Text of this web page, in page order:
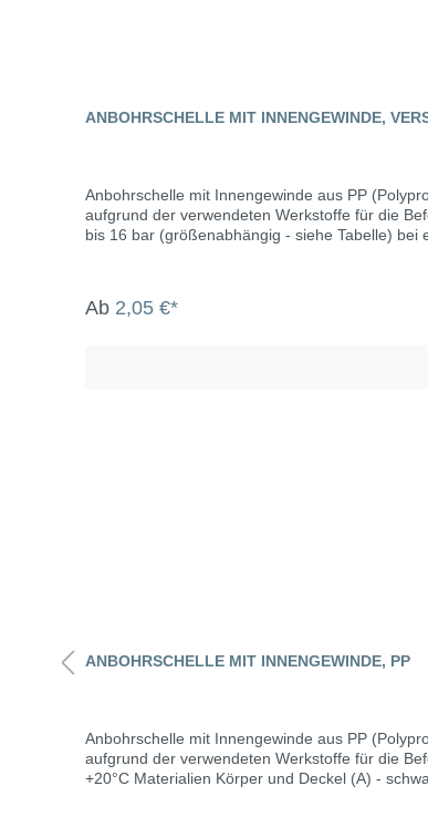
ANBOHRSCHELLE MIT INNENGEWINDE,
Anbohrschelle mit Innengewinde aus PP
aufgrund der verwendeten Werkstoffe für die
bis 16 bar (größenabhängig - siehe Tabelle) bei einer Temperatur von +20°C Materialien Körper
Rohre: UNI 7990, DIN 8074, UNI EN 12201 für
Ab 2,05 €*
ANBOHRSCHELLE MIT INNENGEWINDE, PP
Anbohrschelle mit Innengewinde aus PP
aufgrund der verwendeten Werkstoffe für die
+20°C Materialien Körper und Deckel (A) - schwarze Polypropylen-Copolymere mit hoher UV-Widerstandsfähigkeit Dichtung (B) - spezieller elastomerischer Acrylonitril-Gummi (NBR) 70